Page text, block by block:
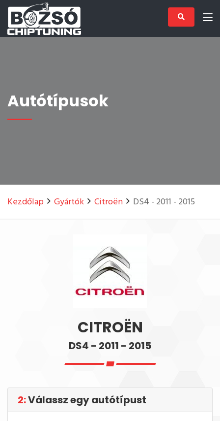
Autótípusok
Kezdőlap Gyártók Citroën DS4 - 2011 - 2015
CITROËN
DS4 - 2011 - 2015
2:Válassz egy autótípust